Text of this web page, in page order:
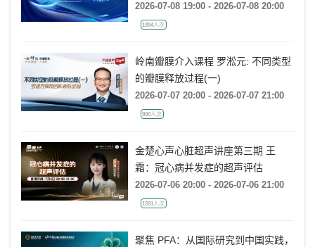
2026-07-08 19:00 - 2026-07-08 20:00
1894人次
岭南瓣膜介入课程 罗淞元: 不同类型
的瓣膜释放过程(一)
2026-07-07 20:00 - 2026-07-07 21:00
900人次
金楚心声心脏超声讲座第三期 王
霜：冠心病并发症的超声评估
2026-07-06 20:00 - 2026-07-06 21:00
1591人次
聚焦 PFA：从国际研究到中国实践，